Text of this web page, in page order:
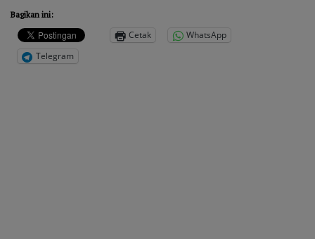
Bagikan ini:
Cetak
WhatsApp
Telegram